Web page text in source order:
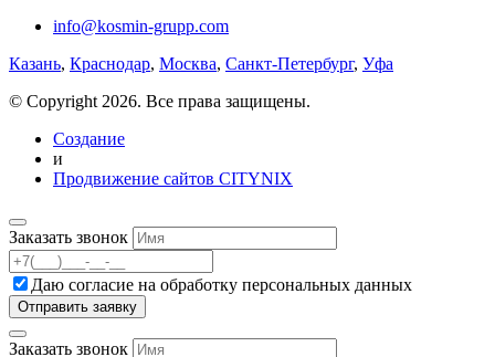
info@kosmin-grupp.com
Казань, Краснодар, Москва, Санкт-Петербург, Уфа
© Copyright 2026. Все права защищены.
Создание
и
Продвижение сайтов CITYNIX
Заказать звонок
Даю согласие на обработку персональных данных
Заказать звонок